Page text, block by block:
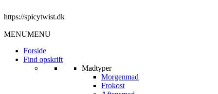
https://spicytwist.dk
MENUMENU
Forside
Find opskrift
Madtyper
Morgenmad
Frokost